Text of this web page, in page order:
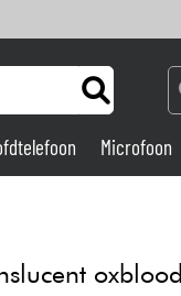
Microfoon
oxblood